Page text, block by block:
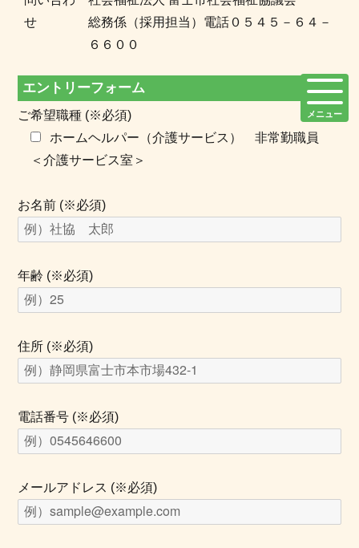
せ
総務係（採用担当）電話０５４５－６４－
６６００
エントリーフォーム
ご希望職種 (※必須)
ホームヘルパー（介護サービス） 非常勤職員
＜介護サービス室＞
お名前 (※必須)
年齢 (※必須)
住所 (※必須)
電話番号 (※必須)
メールアドレス (※必須)
メニュー